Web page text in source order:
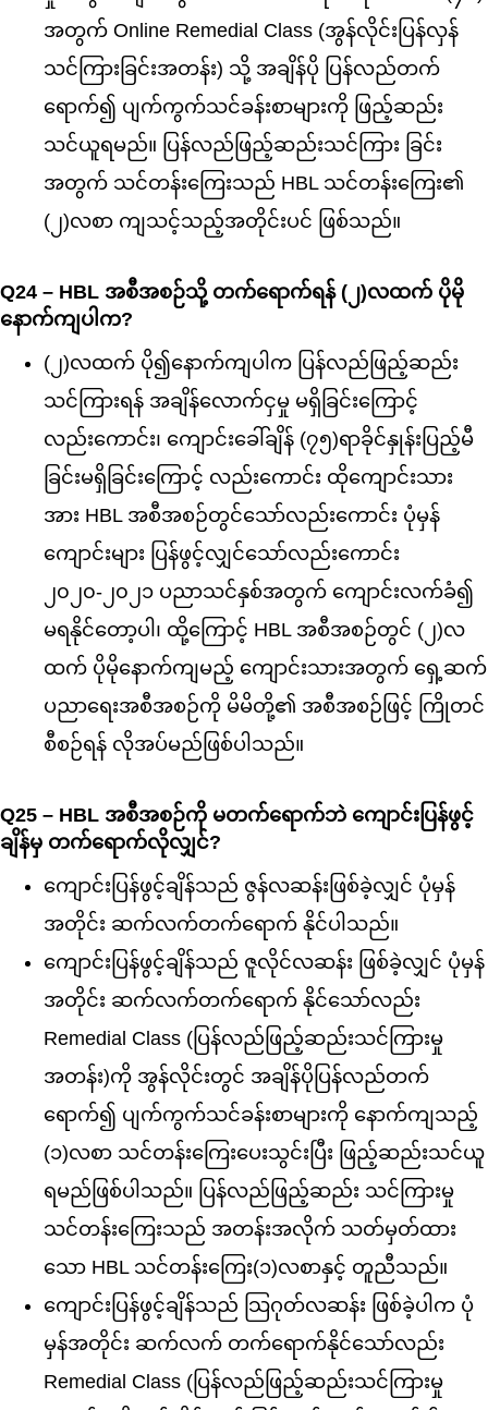
အတွက် Online Remedial Class (အွန်လိုင်းပြန်လှန်
သင်ကြားခြင်းအတန်း) သို့ အချိန်ပို ပြန်လည်တက်
ရောက်၍ ပျက်ကွက်သင်ခန်းစာများကို ဖြည့်ဆည်း
သင်ယူရမည်။ ပြန်လည်ဖြည့်ဆည်းသင်ကြား ခြင်း
အတွက် သင်တန်းကြေးသည် HBL သင်တန်းကြေး၏
(၂)လစာ ကျသင့်သည့်အတိုင်းပင် ဖြစ်သည်။
Q24 – HBL အစီအစဉ်သို့ တက်ရောက်ရန် (၂)လထက် ပိုမို
နောက်ကျပါက?
(၂)လထက် ပို၍နောက်ကျပါက ပြန်လည်ဖြည့်ဆည်း
သင်ကြားရန် အချိန်လောက်ငှမှု မရှိခြင်းကြောင့်
လည်းကောင်း၊ ကျောင်းခေါ်ချိန် (၇၅)ရာခိုင်နှုန်းပြည့်မီ
ခြင်းမရှိခြင်းကြောင့် လည်းကောင်း ထိုကျောင်းသား
အား HBL အစီအစဉ်တွင်သော်လည်းကောင်း ပုံမှန်
ကျောင်းများ ပြန်ဖွင့်လျှင်သော်လည်းကောင်း
၂၀၂၀-၂၀၂၁ ပညာသင်နှစ်အတွက် ကျောင်းလက်ခံ၍
မရနိုင်တော့ပါ၊ ထို့ကြောင့် HBL အစီအစဉ်တွင် (၂)လ
ထက် ပိုမိုနောက်ကျမည့် ကျောင်းသားအတွက် ရှေ့ဆက်
ပညာရေးအစီအစဉ်ကို မိမိတို့၏ အစီအစဉ်ဖြင့် ကြိုတင်
စီစဉ်ရန် လိုအပ်မည်ဖြစ်ပါသည်။
Q25 – HBL အစီအစဉ်ကို မတက်ရောက်ဘဲ ကျောင်းပြန်ဖွင့်
ချိန်မှ တက်ရောက်လိုလျှင်?
ကျောင်းပြန်ဖွင့်ချိန်သည် ဇွန်လဆန်းဖြစ်ခဲ့လျှင် ပုံမှန်
အတိုင်း ဆက်လက်တက်ရောက် နိုင်ပါသည်။
ကျောင်းပြန်ဖွင့်ချိန်သည် ဇူလိုင်လဆန်း ဖြစ်ခဲ့လျှင် ပုံမှန်
အတိုင်း ဆက်လက်တက်ရောက် နိုင်သော်လည်း
Remedial Class (ပြန်လည်ဖြည့်ဆည်းသင်ကြားမှု
အတန်း)ကို အွန်လိုင်းတွင် အချိန်ပိုပြန်လည်တက်
ရောက်၍ ပျက်ကွက်သင်ခန်းစာများကို နောက်ကျသည့်
(၁)လစာ သင်တန်းကြေးပေးသွင်းပြီး ဖြည့်ဆည်းသင်ယူ
ရမည်ဖြစ်ပါသည်။ ပြန်လည်ဖြည့်ဆည်း သင်ကြားမှု
သင်တန်းကြေးသည် အတန်းအလိုက် သတ်မှတ်ထား
သော HBL သင်တန်းကြေး(၁)လစာနှင့် တူညီသည်။
ကျောင်းပြန်ဖွင့်ချိန်သည် သြဂုတ်လဆန်း ဖြစ်ခဲ့ပါက ပုံ
မှန်အတိုင်း ဆက်လက် တက်ရောက်နိုင်သော်လည်း
Remedial Class (ပြန်လည်ဖြည့်ဆည်းသင်ကြားမှု